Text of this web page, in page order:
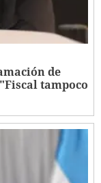
de
tampoco